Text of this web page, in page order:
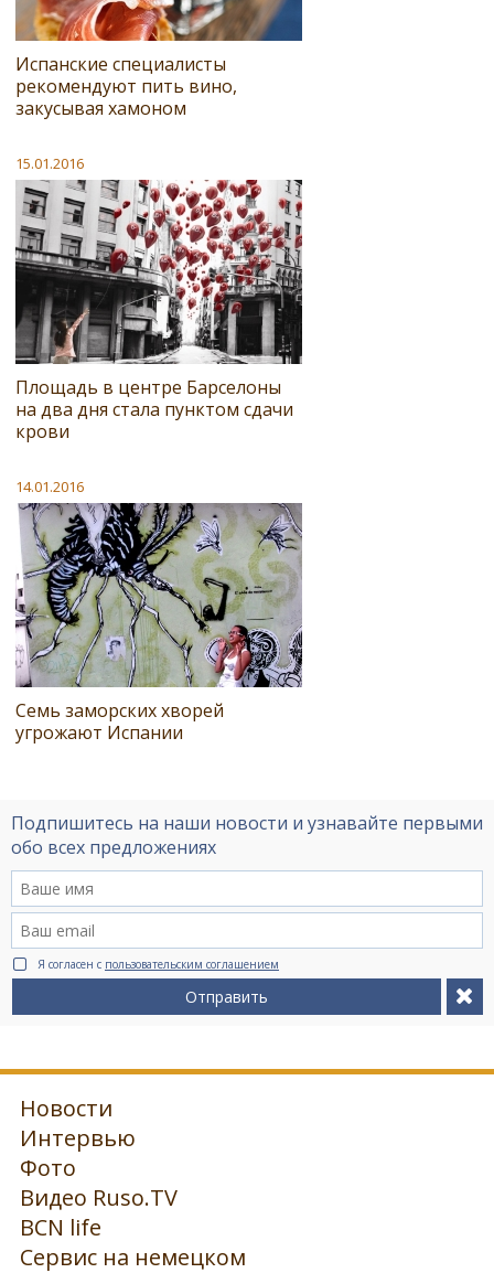
Испанские специалисты
рекомендуют пить вино,
закусывая хамоном
15.01.2016
Площадь в центре Барселоны
на два дня стала пунктом сдачи
крови
14.01.2016
Семь заморских хворей
угрожают Испании
Подпишитесь на наши новости и узнавайте первыми
обо всех предложениях
Я согласен с пользовательским соглашением
Отправить
Новости
Интервью
Фото
Видео Ruso.TV
BCN life
Сервис на немецком